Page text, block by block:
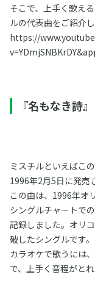
そこで、上手く歌え
ルの代表曲をご紹介し
https://
『名もなき詩』
ミスチルといえばこ
1996年2月5日に発売
この曲は、1996年オ
シングルチャートで
記録しました。オリ
破したシングルです。
カラオケで歌うには
で、上手く音程がと